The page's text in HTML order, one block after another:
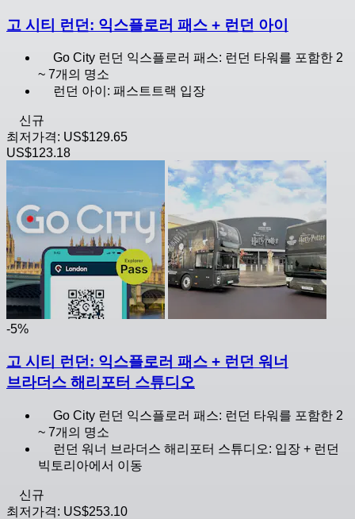
고 시티 런던: 익스플로러 패스 + 런던 아이
Go City 런던 익스플로러 패스: 런던 타워를 포함한 2
~ 7개의 명소
런던 아이: 패스트트랙 입장
신규
최저가격: US$129.65
US$123.18
-5%
고 시티 런던: 익스플로러 패스 + 런던 워너
브라더스 해리포터 스튜디오
Go City 런던 익스플로러 패스: 런던 타워를 포함한 2
~ 7개의 명소
런던 워너 브라더스 해리포터 스튜디오: 입장 + 런던
빅토리아에서 이동
신규
최저가격: US$253.10